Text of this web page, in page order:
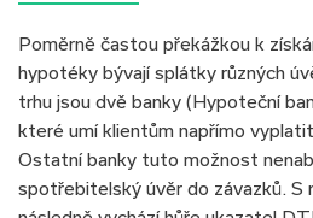
Poměrně častou překážkou k
hypotéky bývají splátky různých
trhu jsou dvě banky (Hypoteční
které umí klientům napřímo
Ostatní banky tuto možnost
spotřebitelský úvěr do závazků. S